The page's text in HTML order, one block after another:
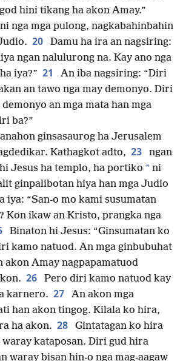
hini tikang ha akon Amay.”
nga mga pulong, nagkabahinbahin
20
Damu ha ira an nagsiring:
ngan nalulurong na. Kay ano nga
iya?” 21
An iba nagsiring: “Diri
an tawo nga may demonyo. Diri
an mga mata han mga
ba?”
ginsasaurog ha Jerusalem
Kathagkot adto, 23
ngan
Jesus ha templo, ha portiko * ni
ginpalibotan hiya han mga Judio
iya: “San-o mo kami susumatan
Kon ikaw an Kristo, prangka nga
Binaton hi Jesus: “Ginsumatan ko
kamo natuod. An mga ginbubuhat
akon Amay nagpapamatuod
26
Pero diri kamo natuod kay
karnero. 27
An akon mga
han akon tingog. Kilala ko hira,
ha akon. 28
Gintatagan ko hira
kataposan. Diri gud hira
waray bisan hin-o nga mag-aagaw